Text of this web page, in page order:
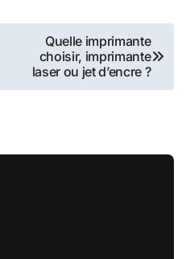
Quelle imprimante
choisir, imprimante
laser ou jet d’encre ?